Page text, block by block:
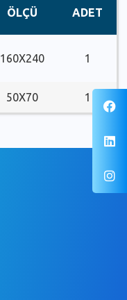
ÖLÇÜ ADET
160X240 1
50X70 1